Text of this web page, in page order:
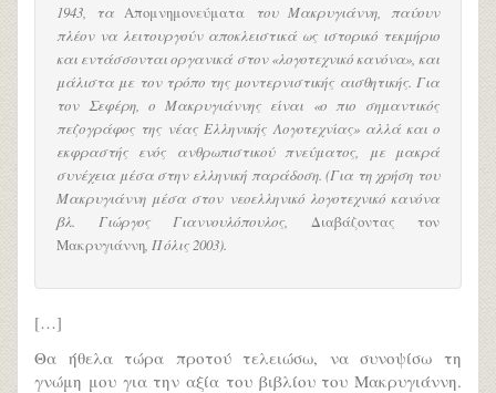
1943, τα Απομνημονεύματα του Μακρυγιάννη, παύουν
πλέον να λειτουργούν αποκλειστικά ως ιστορικό τεκμήριο
και εντάσσονται οργανικά στον «λογοτεχνικό κανόνα», και
μάλιστα με τον τρόπο της μοντερνιστικής αισθητικής. Για
τον Σεφέρη, ο Μακρυγιάννης είναι «ο πιο σημαντικός
πεζογράφος της νέας Ελληνικής Λογοτεχνίας» αλλά και ο
εκφραστής ενός ανθρωπιστικού πνεύματος, με μακρά
συνέχεια μέσα στην ελληνική παράδοση. (Για τη χρήση του
Μακρυγιάννη μέσα στον νεοελληνικό λογοτεχνικό κανόνα
βλ. Γιώργος Γιαννουλόπουλος, Διαβάζοντας τον
Μακρυγιάννη , Πόλις 2003).
[…]
Θα ήθελα τώρα προτού τελειώσω, να συνοψίσω τη
γνώμη μου για την αξία του βιβλίου του Μακρυγιάννη.